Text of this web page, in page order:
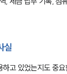
실
고 있었는지도 중